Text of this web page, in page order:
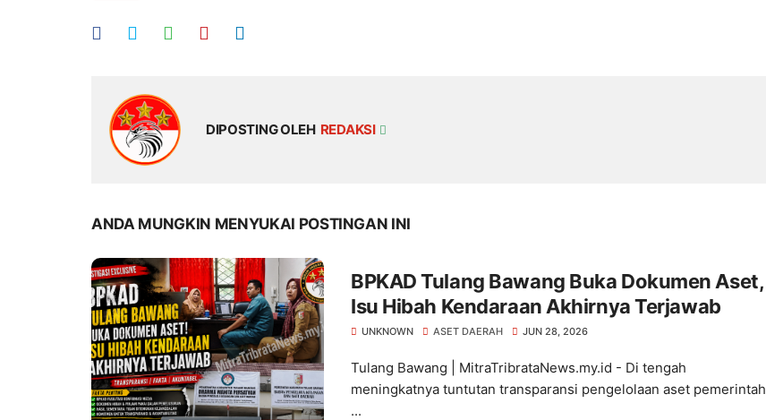
DIPOSTING OLEH REDAKSI
ANDA MUNGKIN MENYUKAI POSTINGAN INI
BPKAD Tulang Bawang Buka Dokumen Aset,
Isu Hibah Kendaraan Akhirnya Terjawab
UNKNOWN ASET DAERAH JUN 28, 2026
Tulang Bawang | MitraTribrataNews.my.id - Di tengah
meningkatnya tuntutan transparansi pengelolaan aset pemerintah
...